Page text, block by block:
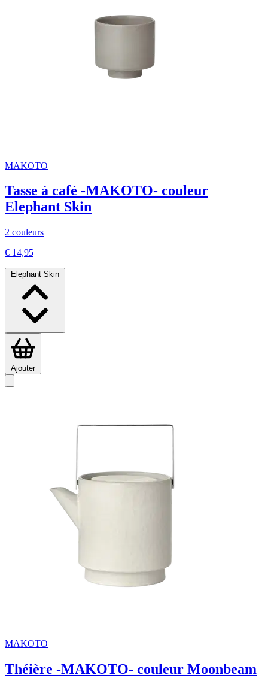
MAKOTO
Tasse à café -MAKOTO- couleur
Elephant Skin
2 couleurs
€ 14,95
Elephant Skin
Ajouter
MAKOTO
Théière -MAKOTO- couleur Moonbeam